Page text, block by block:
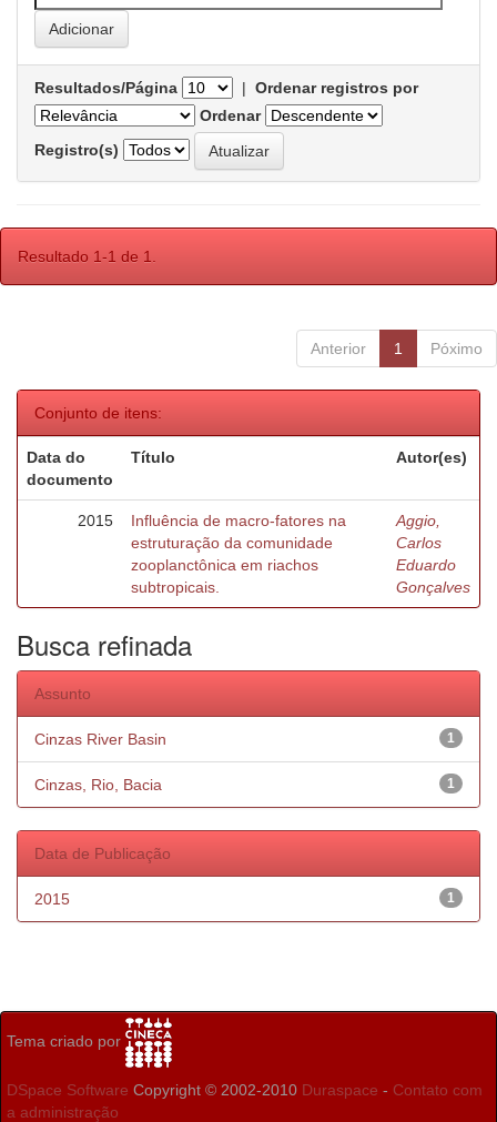
Resultados/Página | Ordenar registros por
Ordenar
Registro(s)
Resultado 1-1 de 1.
Anterior 1 Póximo
Conjunto de itens:
Data do
documento
Título Autor(es)
2015
Influência de macro-fatores na
estruturação da comunidade
zooplanctônica em riachos
subtropicais.
Aggio,
Carlos
Eduardo
Gonçalves
Busca refinada
Assunto
1
Cinzas River Basin
1
Cinzas, Rio, Bacia
Data de Publicação
1
2015
Tema criado por
DSpace Software Copyright © 2002-2010 Duraspace - Contato com
a administração